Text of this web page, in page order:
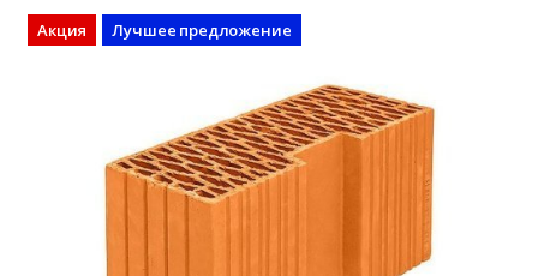
Акция Лучшее предложение